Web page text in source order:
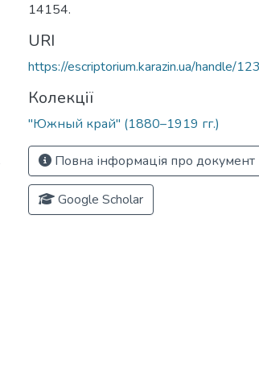
14154.
URI
https://escriptorium.karazin.ua/handle/
Колекції
"Южный край" (1880–1919 гг.)
Повна інформація про документ
Google Scholar